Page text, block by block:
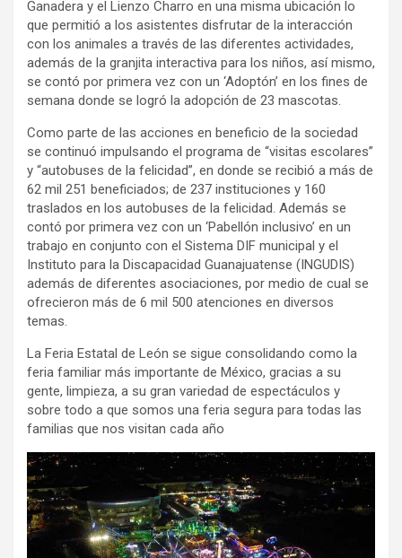
Ganadera y el Lienzo Charro en una misma ubicación lo
que permitió a los asistentes disfrutar de la interacción
con los animales a través de las diferentes actividades,
además de la granjita interactiva para los niños, así mismo,
se contó por primera vez con un ‘Adoptón’ en los fines de
semana donde se logró la adopción de 23 mascotas.
Como parte de las acciones en beneficio de la sociedad
se continuó impulsando el programa de “visitas escolares”
y “autobuses de la felicidad”, en donde se recibió a más de
62 mil 251 beneficiados; de 237 instituciones y 160
traslados en los autobuses de la felicidad. Además se
contó por primera vez con un ‘Pabellón inclusivo’ en un
trabajo en conjunto con el Sistema DIF municipal y el
Instituto para la Discapacidad Guanajuatense (INGUDIS)
además de diferentes asociaciones, por medio de cual se
ofrecieron más de 6 mil 500 atenciones en diversos
temas.
La Feria Estatal de León se sigue consolidando como la
feria familiar más importante de México, gracias a su
gente, limpieza, a su gran variedad de espectáculos y
sobre todo a que somos una feria segura para todas las
familias que nos visitan cada año